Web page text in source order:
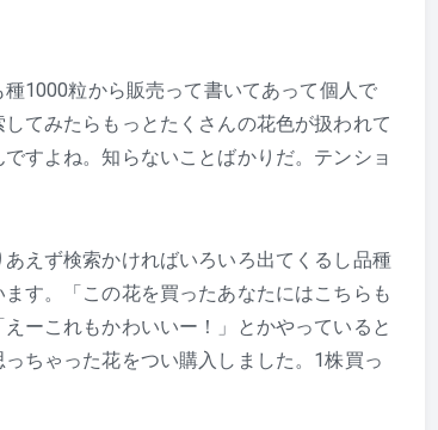
1000粒から販売って書いてあって個人で
てみたらもっとたくさんの花色が扱われて
すよね。知らないことばかりだ。テンショ
えず検索かければいろいろ出てくるし品種
す。「この花を買ったあなたにはこちらも
ーこれもかわいいー！」とかやっていると
ちゃった花をつい購入しました。1株買っ